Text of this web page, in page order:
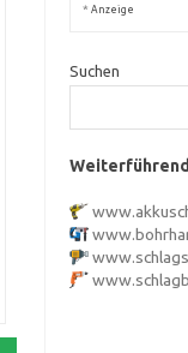
* Anzeige
Suchen